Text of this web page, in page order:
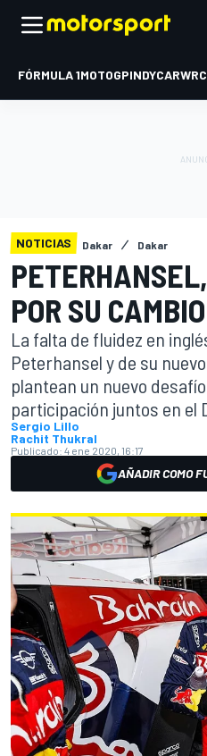
FÓRMULA 1MOTOGPINDYCARWRC
NOTICIAS Dakar Dakar
POR SU
La falta de fluidez en
Peterhansel y de su
plantean un nuevo
participación juntos en el
Sergio Lillo
Rachit Thukral
Publicado: 4 ene 2020, 16:17
AÑADIR COMO